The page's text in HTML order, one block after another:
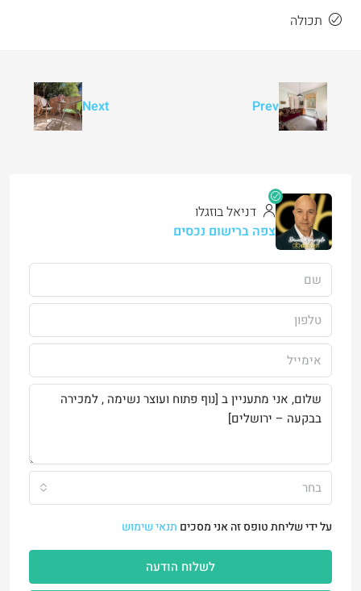
תכולה
Prev
Next
דניאל בוזגלו
צפה ברישום נכסים
בחר
על ידי שליחת טופס זה אני מסכים תנאי שימוש
לשלוח הודעה